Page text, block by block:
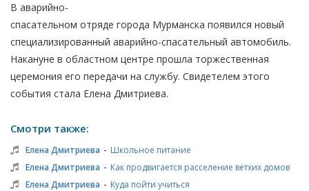
В аварийно-
спасательном отряде города Мурманска появился новый
специализированный аварийно-спасательный автомобиль.
Накануне в областном центре прошла торжественная
церемония его передачи на службу. Свидетелем этого
события стала Елена Дмитриева.
Смотри также:
Елена Дмитриева - Школьное питание
Елена Дмитриева - Как продвигается расселение ветхих домов
Елена Дмитриева - Куда пойти учиться